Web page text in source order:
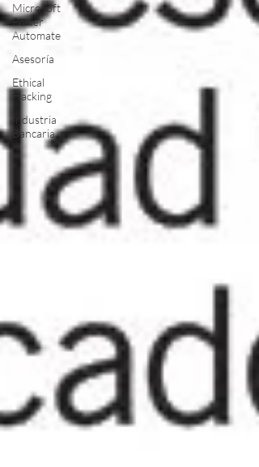
Microsoft
Power
Automate
Asesoría
Ethical
Hacking
Industria
Bancaria